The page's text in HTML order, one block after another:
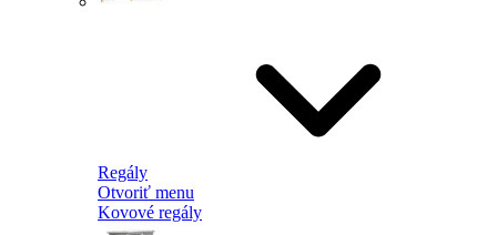
Regály
Otvoriť menu
Kovové regály